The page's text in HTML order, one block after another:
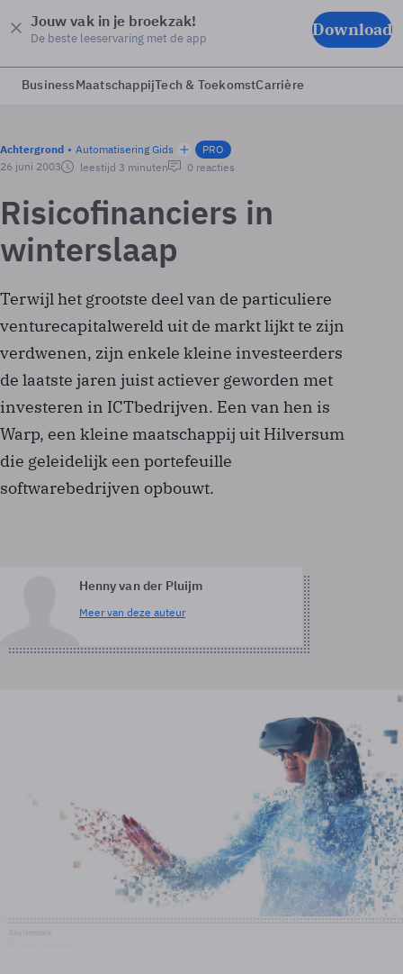
Jouw vak in je broekzak!
De beste leeservaring met de app Download
BusinessMaatschappijTech & ToekomstCarrière
Achtergrond Automatisering Gids
PRO
26 juni 2003
leestijd 3 minuten 0 reacties
Risicofinanciers in
winterslaap
Terwijl het grootste deel van de particuliere
venture­capitalwereld uit de markt lijkt te zijn
verdwenen, zijn enkele kleine investeerders
de laatste jaren juist actiever geworden met
investeren in ICT­bedrijven. Een van hen is
Warp, een kleine maatschappij uit Hilversum
die geleidelijk een portefeuille
softwarebedrijven opbouwt.
Henny van der Pluijm
Meer van deze auteur